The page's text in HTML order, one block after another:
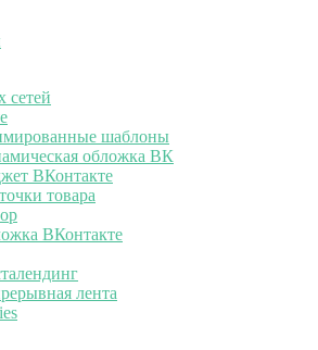
сетей
шаблоны
обложка ВК
ВКонтакте
товара
ВКонтакте
лента